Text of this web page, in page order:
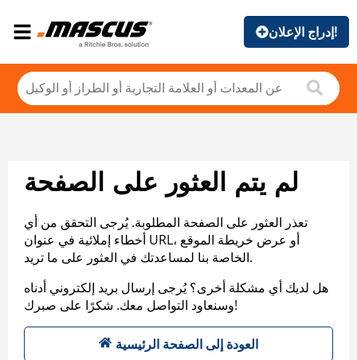
إدراج الإعلان!
لم يتم العثور على الصفحة
تعذر العثور على الصفحة المطلوبة. يُرجى التحقق من أي
أخطاء إملائية في عنوان URL، أو عرض خريطة الموقع
الخاصة بنا لمساعدتك في العثور على ما تريد.
هل لديك أي مشكلة أخرى؟ يُرجى إرسال بريد إلكتروني أدناه
وسنعاود التواصل معك. شكرًا على صبرك!
العودة إلى الصفحة الرئيسية